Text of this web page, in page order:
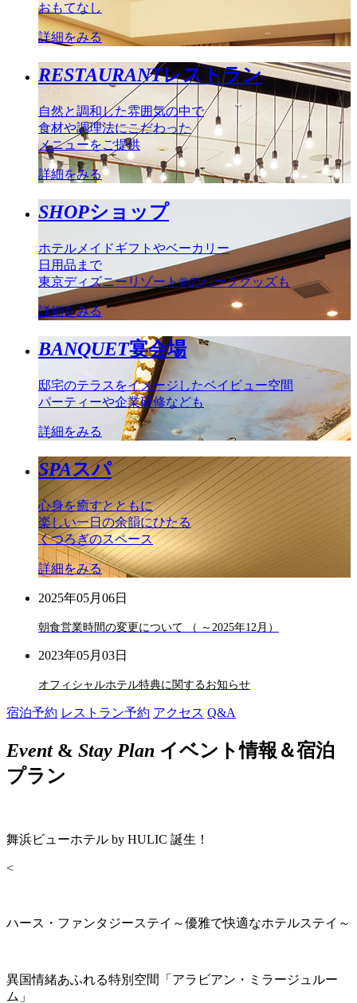
おもてなし
詳細をみる
RESTAURANTレストラン
自然と調和した雰囲気の中で
食材や調理法にこだわった
メニューをご提供
詳細をみる
SHOPショップ
ホテルメイドギフトやベーカリー
日用品まで
東京ディズニーリゾート®のパークグッズも
詳細をみる
BANQUET宴会場
邸宅のテラスをイメージしたベイビュー空間
パーティーや企業研修なども
詳細をみる
SPAスパ
心身を癒すとともに
楽しい一日の余韻にひたる
くつろぎのスペース
詳細をみる
2025年05月06日
朝食営業時間の変更について （ ～2025年12月）
2023年05月03日
オフィシャルホテル特典に関するお知らせ
宿泊予約 レストラン予約 アクセス Q&A
Event& Stay Plan イベント情報＆宿泊
プラン
舞浜ビューホテル by HULIC 誕生！
<
ハース・ファンタジーステイ～優雅で快適なホテルステイ～
異国情緒あふれる特別空間「アラビアン・ミラージュルー
ム」